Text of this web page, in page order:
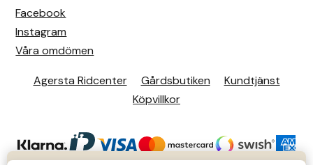
Facebook
Instagram
Våra omdömen
Agersta Ridcenter Gårdsbutiken
Kundtjänst
Köpvillkor